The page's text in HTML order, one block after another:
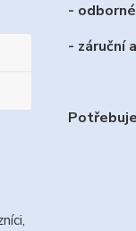
-
- záruční